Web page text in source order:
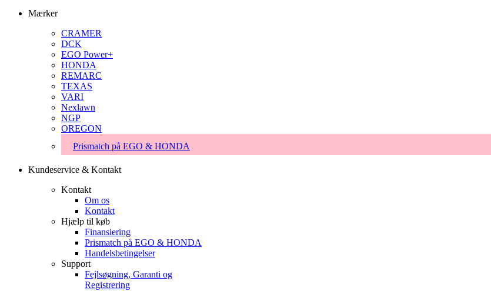
Mærker
CRAMER
DCK
EGO Power+
HONDA
REMARC
TEXAS
VARI
Nexlawn
NGP
OREGON
Prismatch på EGO & HONDA
Kundeservice & Kontakt
Kontakt
Om os
Kontakt
Hjælp til køb
Finansiering
Prismatch på EGO & HONDA
Handelsbetingelser
Support
Fejlsøgning, Garanti og
Registrering